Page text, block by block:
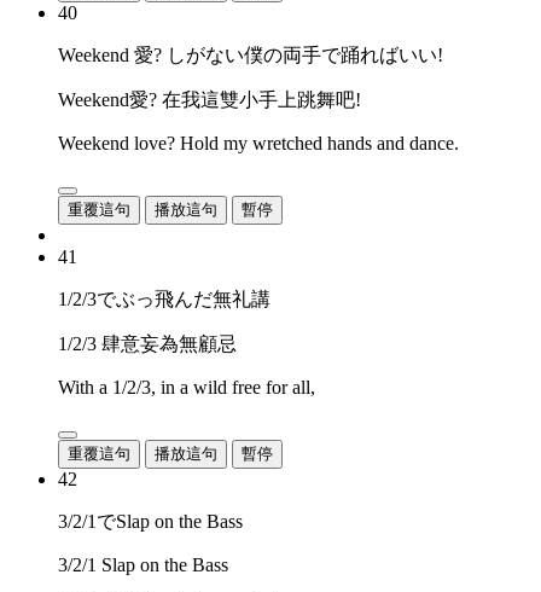
40
Weekend 愛? しがない僕の両手で踊ればいい!
Weekend愛? 在我這雙小手上跳舞吧!
Weekend love? Hold my wretched hands and dance.
重覆這句 播放這句 暫停
41
1/2/3でぶっ飛んだ無礼講
1/2/3 肆意妄為無顧忌
With a 1/2/3, in a wild free for all,
重覆這句 播放這句 暫停
42
3/2/1でSlap on the Bass
3/2/1 Slap on the Bass